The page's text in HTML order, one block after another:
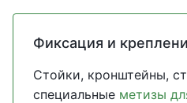
Фиксация и
Стойки, кронштейны,
специальные метизы